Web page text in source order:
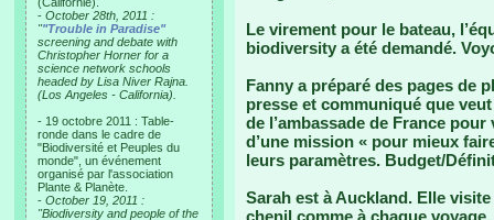
- October 28th, 2011 :
""Trouble in Paradise"
screening and debate with
Christopher Horner for a
science network schools
headed by Lisa Niver Rajna.
(Los Angeles - California).
- 19 octobre 2011 : Table-
ronde dans le cadre de
"Biodiversité et Peuples du
monde", un événement
organisé par l'association
Plante & Planète.
- October 19, 2011 :
"Biodiversity and people of the
Le virement pour le bateau,
biodiversity a été demandé.
Fanny a préparé des pages de
presse et communiqué que
de l’ambassade de France
d’une mission « pour mieux
leurs paramètres. Budget/
Sarah est à Auckland. Elle
chenil comme à chaque